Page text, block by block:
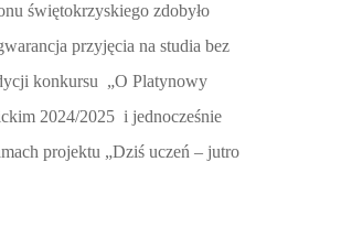
świętokrzyskiego zdobyło
przyjęcia na studia bez
konkursu „O Platynowy
2024/2025 i jednocześnie
projektu „Dziś uczeń – jutro